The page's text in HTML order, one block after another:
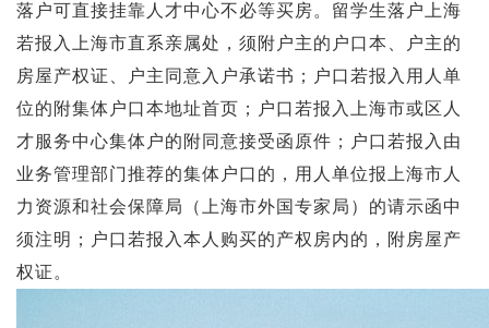
落户可直接挂靠人才中心不必等买房。留学生落户上海
若报入上海市直系亲属处，须附户主的户口本、户主的
房屋产权证、户主同意入户承诺书；户口若报入用人单
位的附集体户口本地址首页；户口若报入上海市或区人
才服务中心集体户的附同意接受函原件；户口若报入由
业务管理部门推荐的集体户口的，用人单位报上海市人
力资源和社会保障局（上海市外国专家局）的请示函中
须注明；户口若报入本人购买的产权房内的，附房屋产
权证。